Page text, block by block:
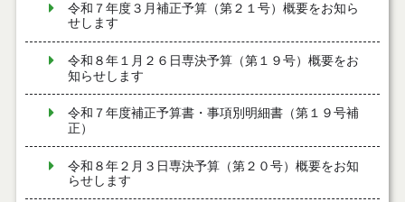
令和７年度３月補正予算（第２１号）概要をお知ら
せします
令和８年１月２６日専決予算（第１９号）概要をお
知らせします
令和７年度補正予算書・事項別明細書（第１９号補
正）
令和８年２月３日専決予算（第２０号）概要をお知
らせします